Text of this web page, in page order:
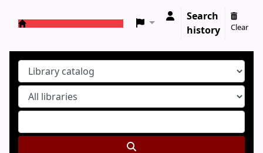
Search
history
Clear